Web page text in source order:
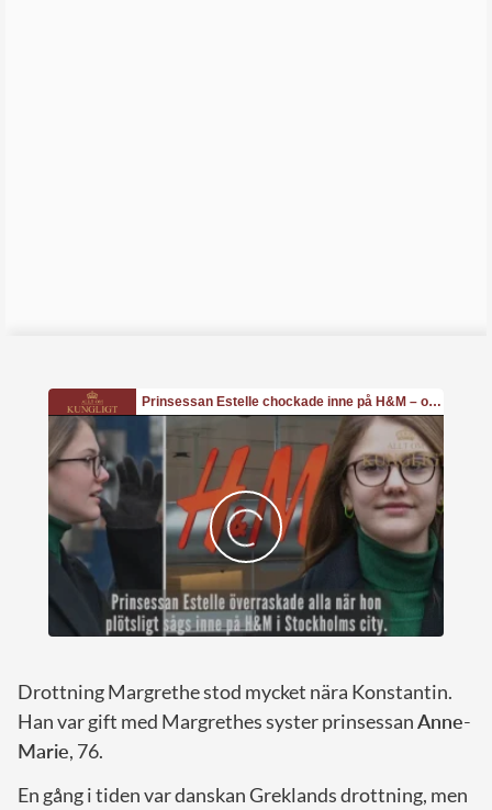
Drottning Margrethe stod mycket nära Konstantin.
Han var gift med Margrethes syster prinsessanAnne-
Marie, 76.
En gång i tiden var danskan Greklands drottning, men